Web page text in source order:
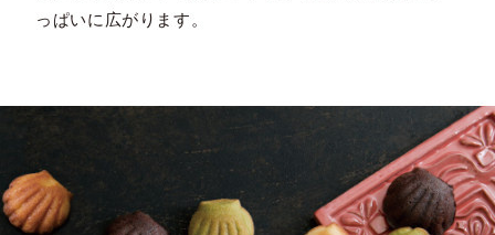
っぱいに広がります。